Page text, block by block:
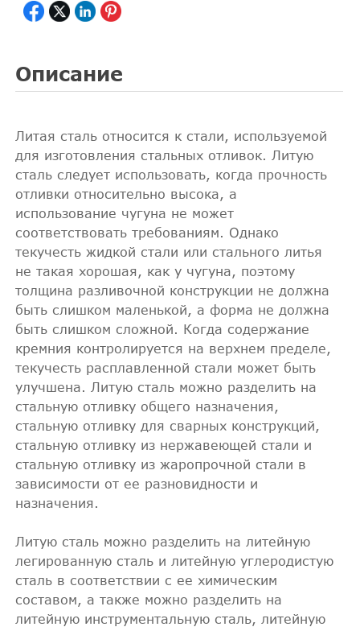
Описание
Литая сталь относится к стали, используемой
для изготовления стальных отливок. Литую
сталь следует использовать, когда прочность
отливки относительно высока, а
использование чугуна не может
соответствовать требованиям. Однако
текучесть жидкой стали или стального литья
не такая хорошая, как у чугуна, поэтому
толщина разливочной конструкции не должна
быть слишком маленькой, а форма не должна
быть слишком сложной. Когда содержание
кремния контролируется на верхнем пределе,
текучесть расплавленной стали может быть
улучшена. Литую сталь можно разделить на
стальную отливку общего назначения,
стальную отливку для сварных конструкций,
стальную отливку из нержавеющей стали и
стальную отливку из жаропрочной стали в
зависимости от ее разновидности и
назначения.
Литую сталь можно разделить на литейную
легированную сталь и литейную углеродистую
сталь в соответствии с ее химическим
составом, а также можно разделить на
литейную инструментальную сталь, литейную